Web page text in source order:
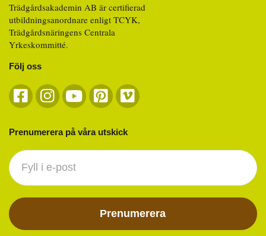
Trädgårdsakademin AB är certifierad
utbildningsanordnare enligt TCYK,
Trädgårdsnäringens Centrala
Yrkeskommitté.
Följ oss
Prenumerera på våra utskick
Nyhetsbrev
footer
Prenumerera